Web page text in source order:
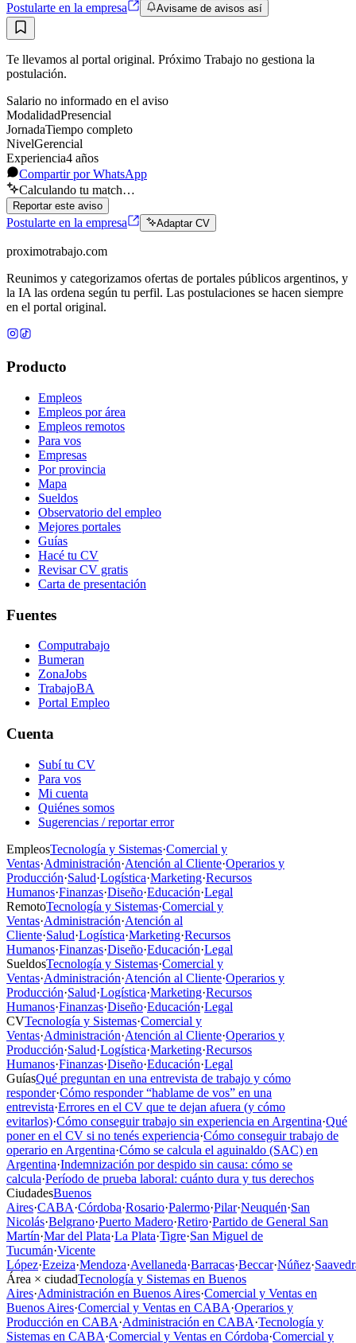
Postularte en la empresa Avisame de avisos así
Te llevamos al portal original. Próximo Trabajo no gestiona la
postulación.
Salario no informado en el aviso
ModalidadPresencial
JornadaTiempo completo
NivelGerencial
Experiencia4 años
Compartir por WhatsApp
Calculando tu match…
Reportar este aviso
Postularte en la empresa Adaptar CV
proximotrabajo.com
Reunimos y categorizamos ofertas de portales públicos argentinos, y
la IA las ordena según tu perfil. Las postulaciones se hacen siempre
en el portal original.
Producto
Empleos
Empleos por área
Empleos remotos
Para vos
Empresas
Por provincia
Mapa
Sueldos
Observatorio del empleo
Mejores portales
Guías
Hacé tu CV
Revisar CV gratis
Carta de presentación
Fuentes
Computrabajo
Bumeran
ZonaJobs
TrabajoBA
Portal Empleo
Cuenta
Subí tu CV
Para vos
Mi cuenta
Quiénes somos
Sugerencias / reportar error
EmpleosTecnología y Sistemas·Comercial y
Ventas·Administración·Atención al Cliente·Operarios y
Producción·Salud·Logística·Marketing·Recursos
Humanos·Finanzas·Diseño·Educación·Legal
RemotoTecnología y Sistemas·Comercial y
Ventas·Administración·Atención al
Cliente·Salud·Logística·Marketing·Recursos
Humanos·Finanzas·Diseño·Educación·Legal
SueldosTecnología y Sistemas·Comercial y
Ventas·Administración·Atención al Cliente·Operarios y
Producción·Salud·Logística·Marketing·Recursos
Humanos·Finanzas·Diseño·Educación·Legal
CVTecnología y Sistemas·Comercial y
Ventas·Administración·Atención al Cliente·Operarios y
Producción·Salud·Logística·Marketing·Recursos
Humanos·Finanzas·Diseño·Educación·Legal
GuíasQué preguntan en una entrevista de trabajo y cómo
responder·Cómo responder “hablame de vos” en una
entrevista·Errores en el CV que te dejan afuera (y cómo
evitarlos)·Cómo conseguir trabajo sin experiencia en Argentina·Qué
poner en el CV si no tenés experiencia·Cómo conseguir trabajo de
operario en Argentina·Cómo se calcula el aguinaldo (SAC) en
Argentina·Indemnización por despido sin causa: cómo se
calcula·Período de prueba laboral: cuánto dura y tus derechos
CiudadesBuenos
Aires·CABA·Córdoba·Rosario·Palermo·Pilar·Neuquén·San
Nicolás·Belgrano·Puerto Madero·Retiro·Partido de General San
Martín·Mar del Plata·La Plata·Tigre·San Miguel de
Tucumán·Vicente
López·Ezeiza·Mendoza·Avellaneda·Barracas·Beccar·Núñez·
Área × ciudadTecnología y Sistemas en Buenos
Aires·Administración en Buenos Aires·Comercial y Ventas en
Buenos Aires·Comercial y Ventas en CABA·Operarios y
Producción en CABA·Administración en CABA·Tecnología y
Sistemas en CABA·Comercial y Ventas en Córdoba·Comercial y